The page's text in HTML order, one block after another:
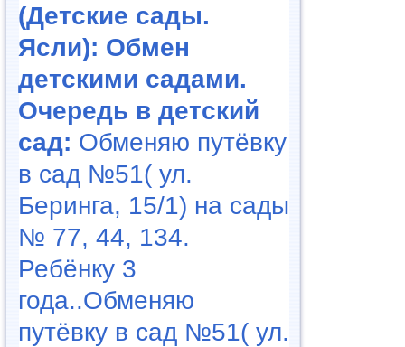
(Детские сады.
Ясли): Обмен
детскими садами.
Очередь в детский
сад: Обменяю путёвку
в сад №51( ул.
Беринга, 15/1) на сады
№ 77, 44, 134.
Ребёнку 3
года..Обменяю
путёвку в сад №51( ул.